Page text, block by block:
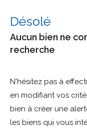
Désolé
Aucun bien ne
recherche
N'hésitez pas à
en modifiant vos
bien à créer une
les biens qui vous
bien
Ville
Budget
Surface
Surface